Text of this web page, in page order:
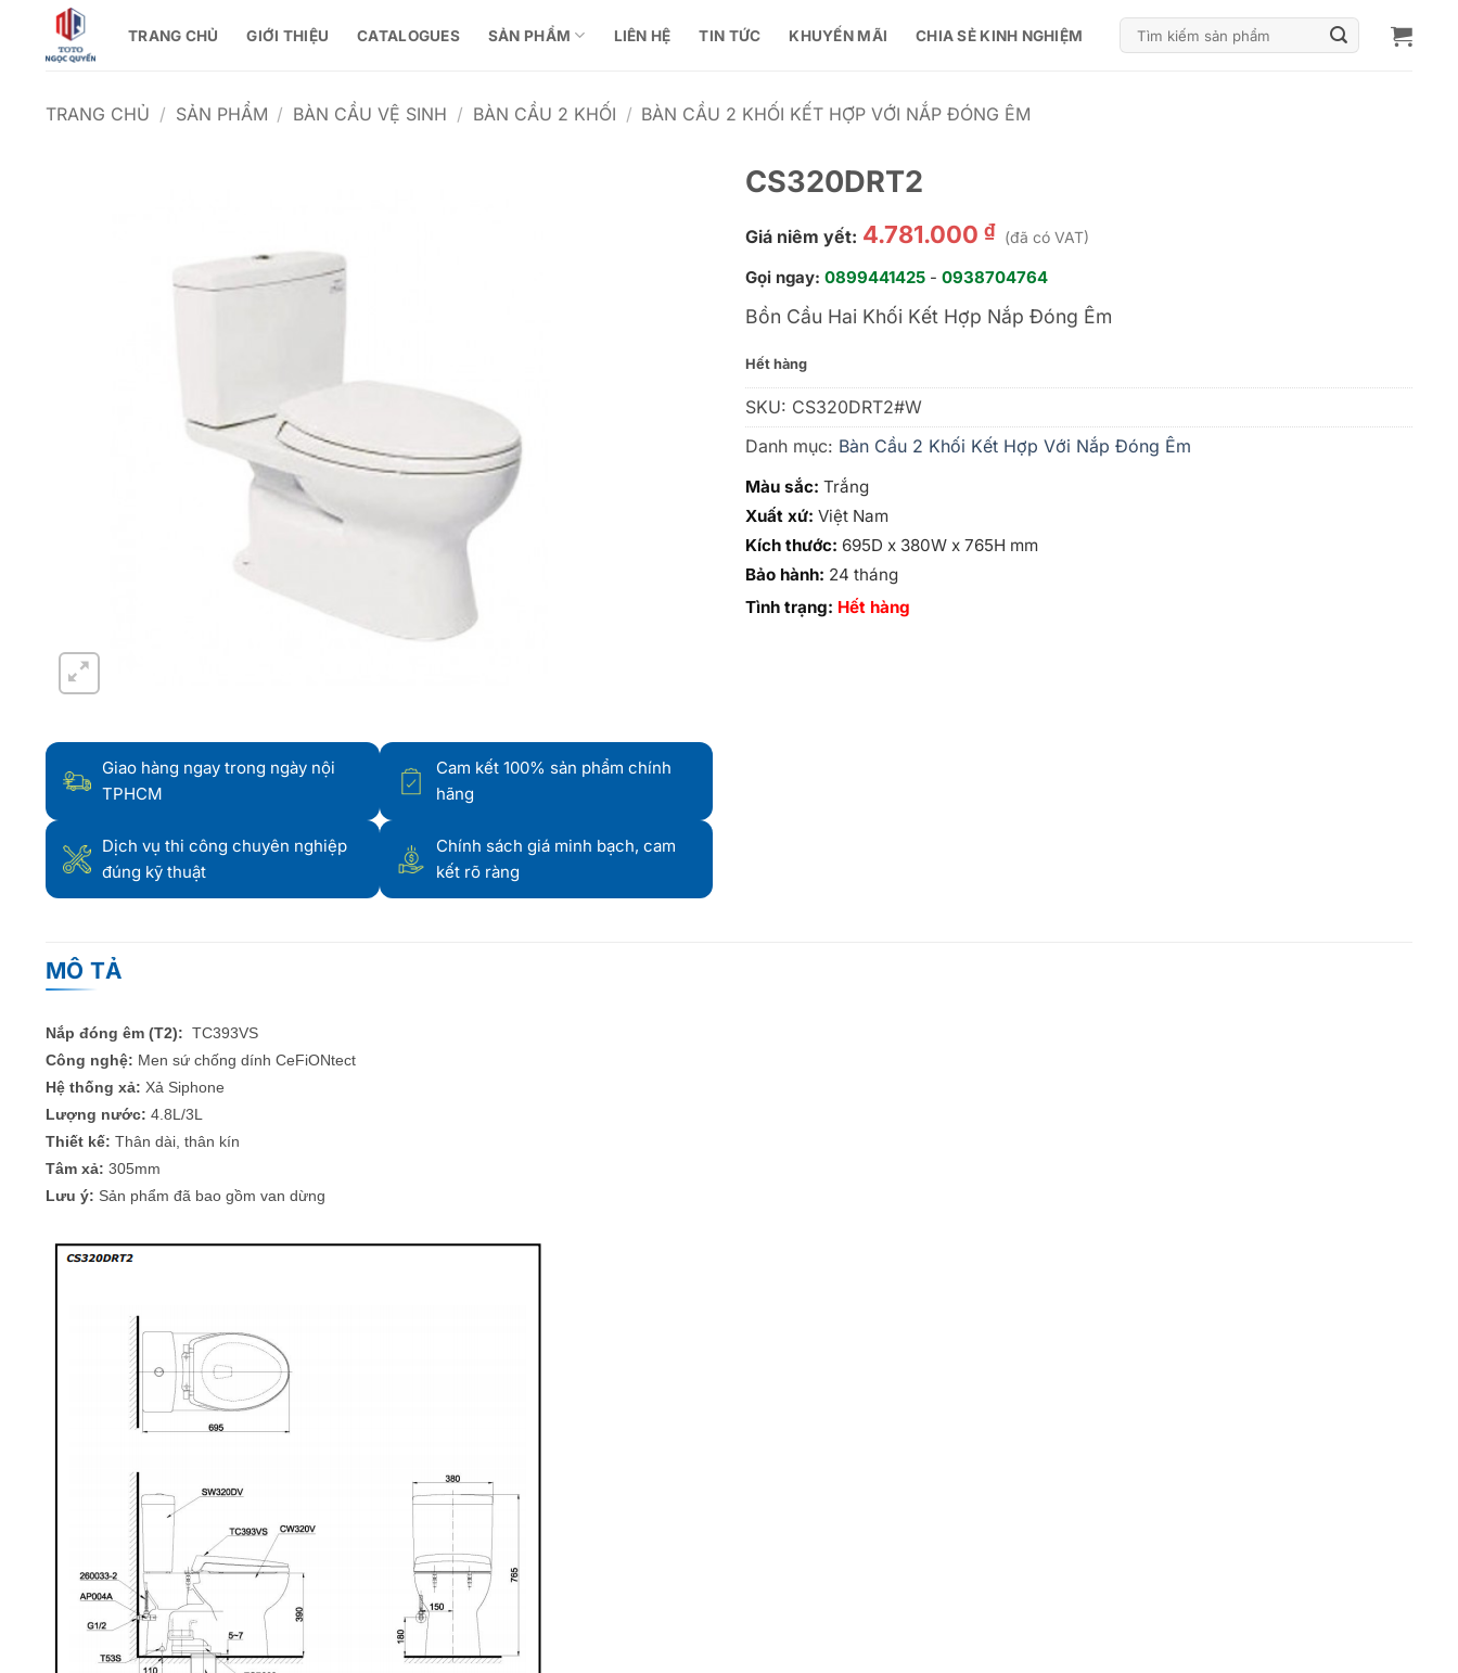
TRANG CHỦ GIỚI THIỆU CATALOGUES SẢN PHẨM LIÊN HỆ TIN TỨC KHUYẾN MÃI CHIA SẺ KINH NGHIỆM
kiếm:
TRANG CHỦ / SẢN PHẨM / BÀN CẦU VỆ SINH / BÀN CẦU 2 KHỐI / BÀN CẦU 2 KHỐI KẾT HỢP VỚI NẮP ĐÓNG ÊM
Giao hàng ngay trong ngày nội
TPHCM
Cam kết 100% sản phẩm chính
hãng
Dịch vụ thi công chuyên nghiệp
đúng kỹ thuật
Chính sách giá minh bạch, cam
kết rõ ràng
CS320DRT2
Giá niêm yết: 4.781.000 ₫ (đã có VAT)
Gọi ngay: 0899441425 - 0938704764
Bồn Cầu Hai Khối Kết Hợp Nắp Đóng Êm
Hết hàng
SKU: CS320DRT2#W
Danh mục: Bàn Cầu 2 Khối Kết Hợp Với Nắp Đóng Êm
Màu sắc: Trắng
Xuất xứ: Việt Nam
Kích thước: 695D x 380W x 765H mm
Bảo hành: 24 tháng
Tình trạng: Hết hàng
MÔ TẢ
Nắp đóng êm (T2): TC393VS
Công nghệ: Men sứ chống dính CeFiONtect
Hệ thống xả: Xả Siphone
Lượng nước: 4.8L/3L
Thiết kế: Thân dài, thân kín
Tâm xả: 305mm
Lưu ý: Sản phẩm đã bao gồm van dừng